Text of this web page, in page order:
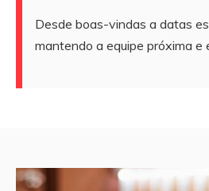
Desde boas-vindas a datas
mantendo a equipe próxima e